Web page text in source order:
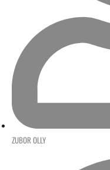
ZUBOR OLLY